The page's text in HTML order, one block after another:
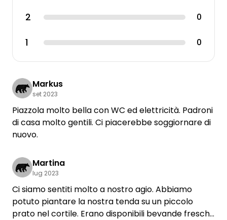
2 0
1 0
Markus
set 2023
Piazzola molto bella con WC ed elettricità. Padroni
di casa molto gentili. Ci piacerebbe soggiornare di
nuovo.
Martina
lug 2023
Ci siamo sentiti molto a nostro agio. Abbiamo
potuto piantare la nostra tenda su un piccolo
prato nel cortile. Erano disponibili bevande fresche